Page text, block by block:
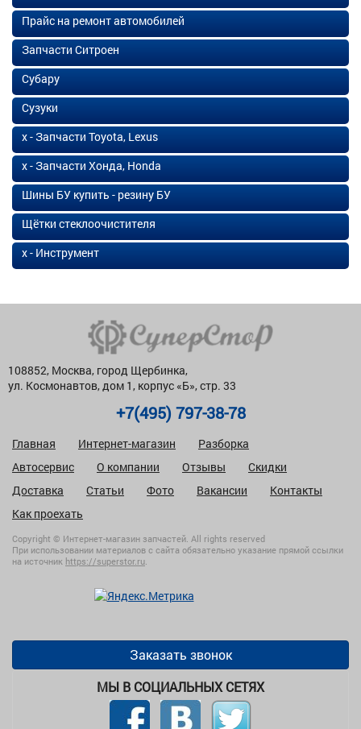
Прайс на ремонт автомобилей
Запчасти Ситроен
Субару
Сузуки
х - Запчасти Toyota, Lexus
х - Запчасти Хонда, Honda
Шины БУ купить - резину БУ
Щётки стеклоочистителя
х - Инструмент
108852, Москва, город Щербинка,
ул. Космонавтов, дом 1, корпус «Б», стр. 33
+7(495) 797-38-78
Главная Интернет-магазин
Разборка
Автосервис
О компании Отзывы
Скидки
Доставка
Статьи Фото Вакансии
Контакты
Как проехать
Copyright © Интернет-магазин запчастей. All rights reserved
При использовании материалов с сайта обязательно указание прямой ссылки
на источник https://superstor.ru.
Заказать звонок
МЫ В СОЦИАЛЬНЫХ СЕТЯХ